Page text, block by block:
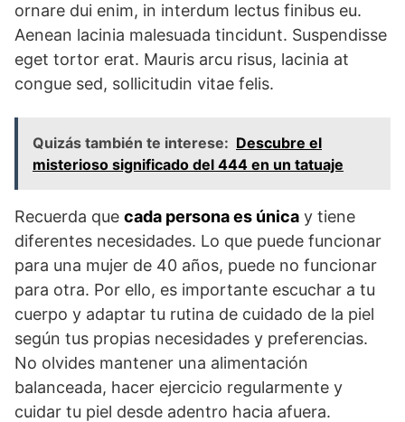
ornare dui enim, in interdum lectus finibus eu.
Aenean lacinia malesuada tincidunt. Suspendisse
eget tortor erat. Mauris arcu risus, lacinia at
congue sed, sollicitudin vitae felis.
Quizás también te interese: Descubre el
misterioso significado del 444 en un tatuaje
Recuerda que cada persona es única y tiene
diferentes necesidades. Lo que puede funcionar
para una mujer de 40 años, puede no funcionar
para otra. Por ello, es importante escuchar a tu
cuerpo y adaptar tu rutina de cuidado de la piel
según tus propias necesidades y preferencias.
No olvides mantener una alimentación
balanceada, hacer ejercicio regularmente y
cuidar tu piel desde adentro hacia afuera.